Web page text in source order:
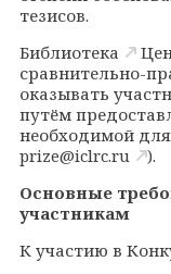
тезисов.
Библиотека
сравнительно-
оказывать
путём
необходимой
prize@iclrc.ru
).
Основные
участникам
К участию в